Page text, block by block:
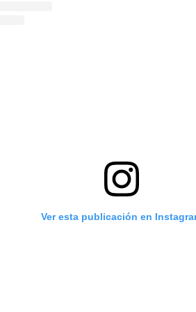
Ver esta publicación en